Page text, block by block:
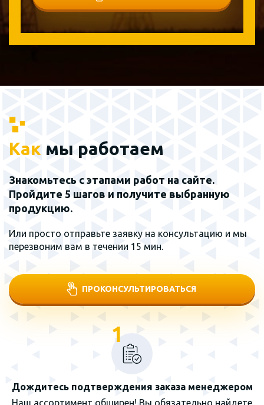
Как мы работаем
Знакомьтесь с этапами работ на сайте.
Пройдите 5 шагов и получите выбранную
продукцию.
Или просто отправьте заявку на консультацию и мы
перезвоним вам в течении 15 мин.
ПРОКОНСУЛЬТИРОВАТЬСЯ
1
Дождитесь подтверждения заказа менеджером
Наш ассортимент обширен! Вы обязательно найдете